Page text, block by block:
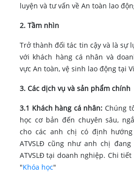
luyện và tư vấn về An toàn lao
2. Tầm nhìn
Trở thành đối tác tin cậy và là sự
với khách hàng cá nhân và
vực An toàn, vệ sinh lao động tại
3. Các dịch vụ và sản phẩm chính
3.1 Khách hàng cá nhân: Chúng
học cơ bản đến chuyên sâu,
cho các anh chị có định
ATVSLĐ cũng như anh chị
ATVSLĐ tại doanh nghiệp. Chi
"Khóa học"